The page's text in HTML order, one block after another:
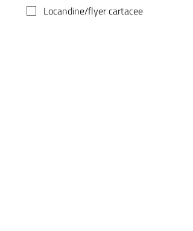
Locandine/flyer cartacee